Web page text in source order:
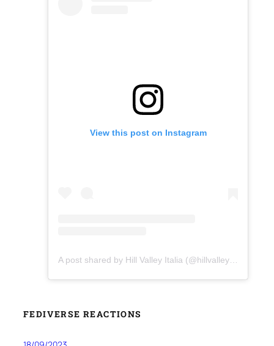
View this post on Instagram
FEDIVERSE REACTIONS